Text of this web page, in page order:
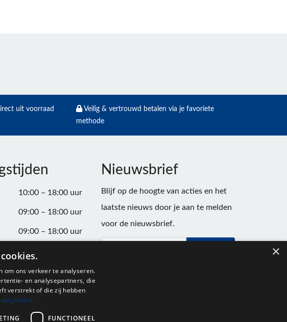
uit voorraad
Veilig & vertrouwd betalen via je favoriete
methode
10:00 – 18:00 uur
09:00 – 18:00 uur
09:00 – 18:00 uur
09:00 – 20:00 uur
09:00 – 18:00 uur
09:00 – 17:00 uur
Nieuwsbrief
Blijf op de hoogte van acties en het
laatste nieuws door je aan te melden
voor de nieuwsbrief.
×
om ons verkeer te analyseren.
en analysepartners, die
verstrekt of die zij hebben
FUNCTIONEEL